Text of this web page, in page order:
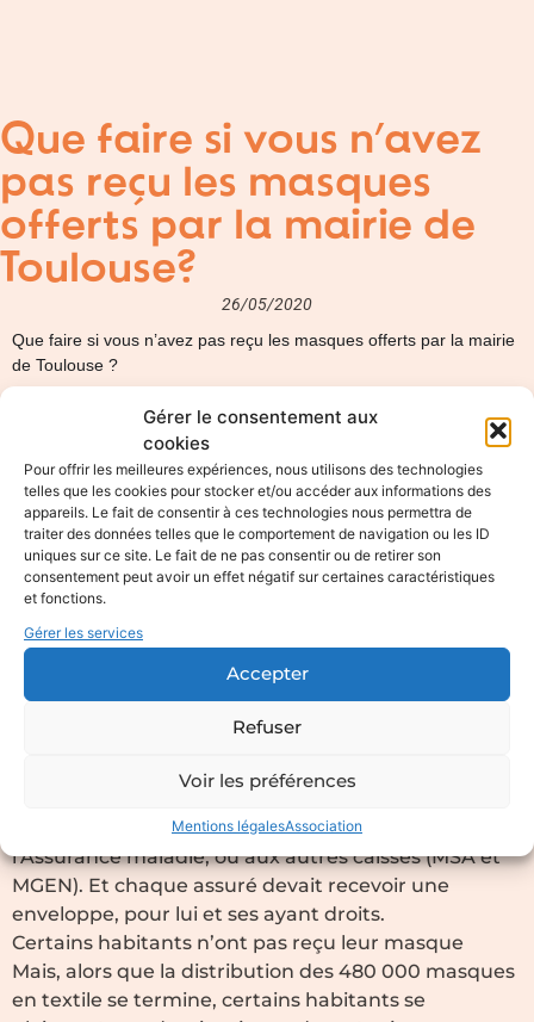
Gérer le consentement aux
cookies
Pour offrir les meilleures expériences, nous utilisons des technologies
telles que les cookies pour stocker et/ou accéder aux informations des
appareils. Le fait de consentir à ces technologies nous permettra de
traiter des données telles que le comportement de navigation ou les ID
uniques sur ce site. Le fait de ne pas consentir ou de retirer son
consentement peut avoir un effet négatif sur certaines caractéristiques
et fonctions.
Gérer les services
Accepter
Refuser
Voir les préférences
Mentions légalesAssociation
Que faire si vous n’avez
pas reçu les masques
offerts par la mairie de
Toulouse?
26/05/2020
Que faire si vous n’avez pas reçu les masques offerts par la mairie
de Toulouse ?
offerts par la mairie de Toulouse et distribués par La
Poste se termine. Mais des foyers n’ont pas reçu
tous les masques. Que faire?
La Ville de Toulouse a fait distribuer 480 000
masques dans les boîtes aux lettres. Mais certains
masques ne sont jamais arrivés.
La Ville de Toulouse a fait distribuer 480 000
masques dans les boîtes aux lettres. Mais
masques ne sont jamais arrivés.
La distribution, par La Poste, des masques grand
public « alternatifs », achetés par la Mairie de
d’autant de masques que de personnes inscrites à
l’Assurance maladie, ou aux autres caisses (MSA et
MGEN). Et chaque assuré devait recevoir une
enveloppe, pour lui et ses ayant droits.
Certains habitants n’ont pas reçu leur masque
Mais, alors que la distribution des 480 000 masques
en textile se termine, certains habitants se